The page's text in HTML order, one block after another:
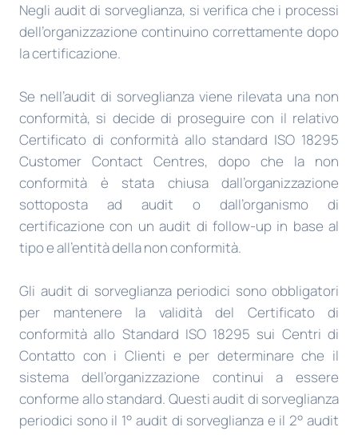
Negli audit di sorveglianza, si verifica che i processi
dell’organizzazione continuino correttamente dopo
la certificazione.
Se nell’audit di sorveglianza viene rilevata una non
conformità, si decide di proseguire con il relativo
Certificato di conformità allo standard ISO 18295
Customer Contact Centres, dopo che la non
conformità è stata chiusa dall’organizzazione
sottoposta ad audit o dall’organismo di
certificazione con un audit di follow-up in base al
tipo e all’entità della non conformità.
Gli audit di sorveglianza periodici sono obbligatori
per mantenere la validità del Certificato di
conformità allo Standard ISO 18295 sui Centri di
Contatto con i Clienti e per determinare che il
sistema dell’organizzazione continui a essere
conforme allo standard. Questi audit di sorveglianza
periodici sono il 1° audit di sorveglianza e il 2° audit